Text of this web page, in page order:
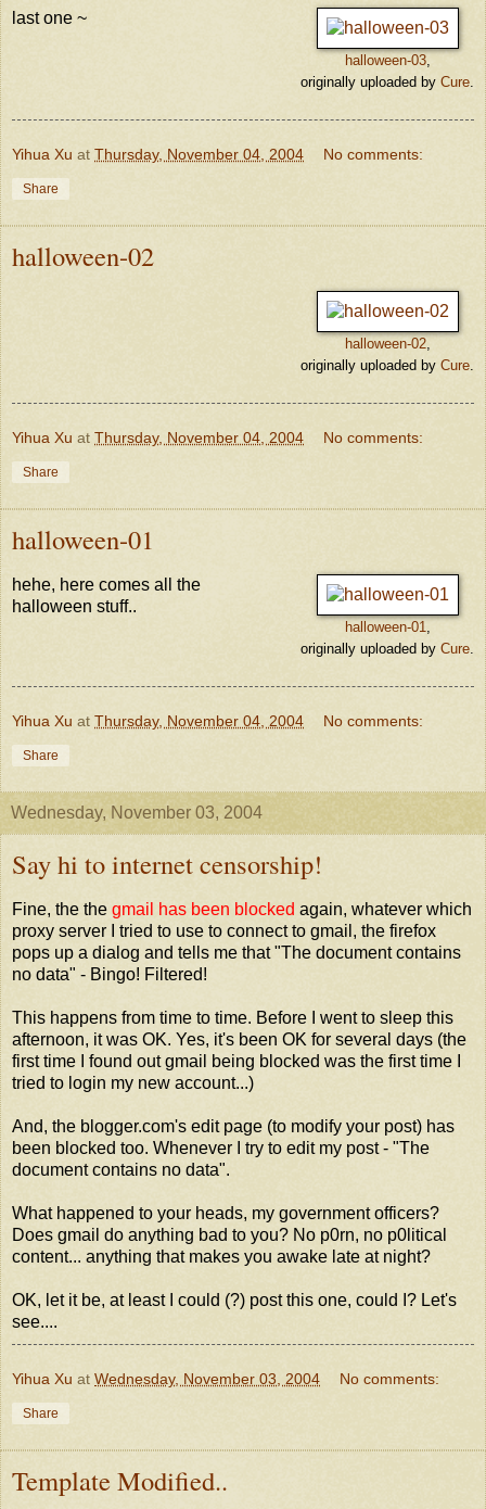
halloween-03,
originally uploaded by Cure.
last one ~
Yihua Xu at Thursday, November 04, 2004 No comments:
Share
halloween-02
halloween-02,
originally uploaded by Cure.
Yihua Xu at Thursday, November 04, 2004 No comments:
Share
halloween-01
halloween-01,
originally uploaded by Cure.
hehe, here comes all the
halloween stuff..
Yihua Xu at Thursday, November 04, 2004 No comments:
Share
Wednesday, November 03, 2004
Say hi to internet censorship!
Fine, the the gmail has been blocked again, whatever which
proxy server I tried to use to connect to gmail, the firefox
pops up a dialog and tells me that "The document contains
no data" - Bingo! Filtered!
This happens from time to time. Before I went to sleep this
afternoon, it was OK. Yes, it's been OK for several days (the
first time I found out gmail being blocked was the first time I
tried to login my new account...)
And, the blogger.com's edit page (to modify your post) has
been blocked too. Whenever I try to edit my post - "The
document contains no data".
What happened to your heads, my government officers?
Does gmail do anything bad to you? No p0rn, no p0litical
content... anything that makes you awake late at night?
OK, let it be, at least I could (?) post this one, could I? Let's
see....
Yihua Xu at Wednesday, November 03, 2004 No comments:
Share
Template Modified..